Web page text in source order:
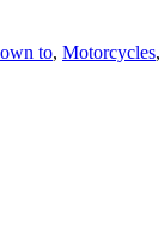
to, Motorcycles,